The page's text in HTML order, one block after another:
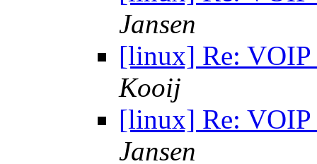
Jansen
[linux] Re:
Kooij
[linux] Re:
Jansen